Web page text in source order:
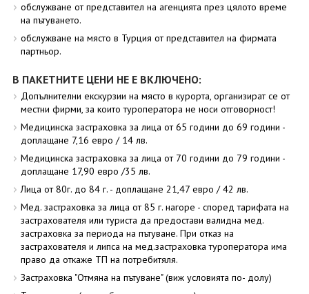
обслужване от представител на агенцията през цялото време
на пътуването.
обслужване на място в Турция от представител на фирмата
партньор.
В ПАКЕТНИТЕ ЦЕНИ НЕ Е ВКЛЮЧЕНО:
Допълнителни екскурзии на място в курорта, организират се от
местни фирми, за които туроператора не носи отговорност!
Медицинска застраховка за лица от 65 години до 69 години -
доплащане 7,16 евро / 14 лв.
Медицинска застраховка за лица от 70 години до 79 години -
доплащане 17,90 евро /35 лв.
Лица от 80г. до 84 г. - доплащане 21,47 евро / 42 лв.
Мед. застраховка за лица от 85 г. нагоре - според тарифата на
застрахователя или туриста да предостави валидна мед.
застраховка за периода на пътуване. При отказ на
застрахователя и липса на мед.застраховка туроператора има
право да откаже ТП на потребитяля.
Застраховка "Отмяна на пътуване" (виж условията по- долу)